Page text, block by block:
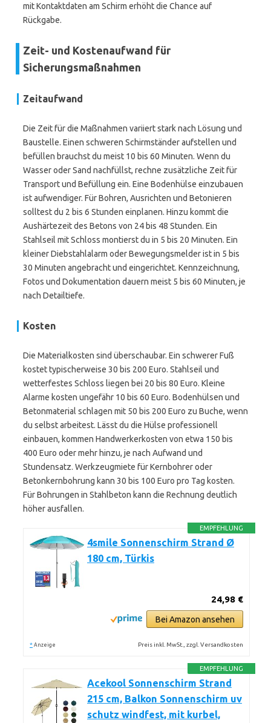
mit Kontaktdaten am Schirm erhöht die Chance auf
Rückgabe.
Zeit- und Kostenaufwand für
Sicherungsmaßnahmen
Zeitaufwand
Die Zeit für die Maßnahmen variiert stark nach Lösung und
Baustelle. Einen schweren Schirmständer aufstellen und
befüllen brauchst du meist 10 bis 60 Minuten. Wenn du
Wasser oder Sand nachfüllst, rechne zusätzliche Zeit für
Transport und Befüllung ein. Eine Bodenhülse einzubauen
ist aufwendiger. Für Bohren, Ausrichten und Betonieren
solltest du 2 bis 6 Stunden einplanen. Hinzu kommt die
Aushärtezeit des Betons von 24 bis 48 Stunden. Ein
Stahlseil mit Schloss montierst du in 5 bis 20 Minuten. Ein
kleiner Diebstahlalarm oder Bewegungsmelder ist in 5 bis
30 Minuten angebracht und eingerichtet. Kennzeichnung,
Fotos und Dokumentation dauern meist 5 bis 60 Minuten, je
nach Detailtiefe.
Kosten
Die Materialkosten sind überschaubar. Ein schwerer Fuß
kostet typischerweise 30 bis 200 Euro. Stahlseil und
wetterfestes Schloss liegen bei 20 bis 80 Euro. Kleine
Alarme kosten ungefähr 10 bis 60 Euro. Bodenhülsen und
Betonmaterial schlagen mit 50 bis 200 Euro zu Buche, wenn
du selbst arbeitest. Lässt du die Hülse professionell
einbauen, kommen Handwerkerkosten von etwa 150 bis
400 Euro oder mehr hinzu, je nach Aufwand und
Stundensatz. Werkzeugmiete für Kernbohrer oder
Betonkernbohrung kann 30 bis 100 Euro pro Tag kosten.
Für Bohrungen in Stahlbeton kann die Rechnung deutlich
höher ausfallen.
EMPFEHLUNG
4smile Sonnenschirm Strand Ø
180 cm, Türkis
24,98 €
Bei Amazon ansehen
* Anzeige Preis inkl. MwSt., zzgl. Versandkosten
EMPFEHLUNG
Acekool Sonnenschirm Strand
215 cm, Balkon Sonnenschirm uv
schutz windfest, mit kurbel,